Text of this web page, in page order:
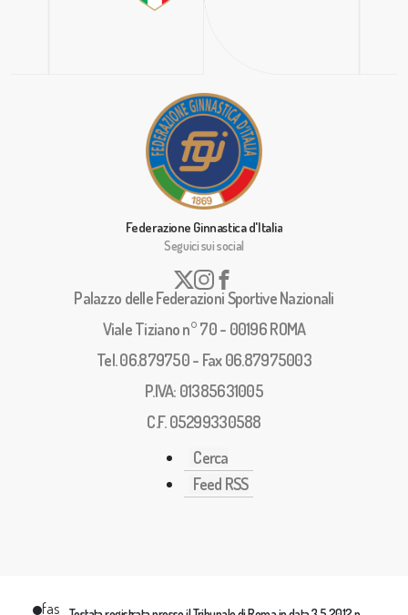
Federazione Ginnastica d'Italia
Seguici sui social
Palazzo delle Federazioni Sportive Nazionali
Viale Tiziano n° 70 - 00196 ROMA
Tel. 06.879750 - Fax 06.87975003
P.IVA: 01385631005
C.F. 05299330588
Cerca
Feed RSS
fas